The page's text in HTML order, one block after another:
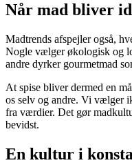
Når mad bliver
Madtrends afspejler også,
Nogle vælger økologisk og
andre dyrker gourmetmad
At spise bliver dermed en
os selv og andre. Vi vælger
fra værdier. Det gør
bevidst.
En kultur i